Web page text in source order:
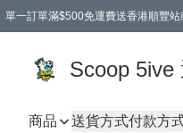
單一訂單滿$500免運費送香港順豐
Scoop 5ive
商品 送貨方式付款方